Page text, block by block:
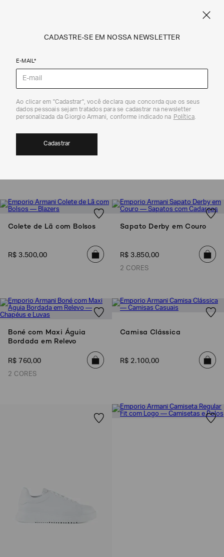
Coleção
BASICS MASCULINO| EMPORIO ARMANI
Colete de Lã com Bolsos
R$ 3.500,00
Sapato Derby em Couro
R$ 3.850,00
2 CORES
Boné com Maxi Águia
Bordada em Relevo
R$ 760,00
2 CORES
Camisa Clássica
R$ 2.100,00
CADASTRE-SE EM NOSSA NEWSLETTER
E-MAIL*
Ao clicar em "Cadastrar", você declara que concorda que os seus
dados pessoais sejam tratados para se cadastrar na newsletter
personalizada da Giorgio Armani, conforme indicado na Política.
Cadastrar
Poderia
contar